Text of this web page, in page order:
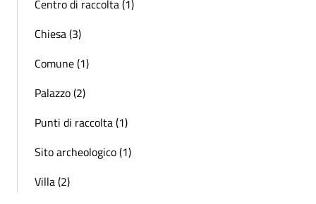
Centro di raccolta (1)
Chiesa (3)
Comune (1)
Palazzo (2)
Punti di raccolta (1)
Sito archeologico (1)
Villa (2)